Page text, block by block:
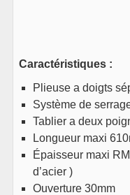
Caractéristiques :
Plieuse a doigts
Système de
Tablier a deux
Longueur maxi
Épaisseur maxi
d’acier )
Ouverture 30mm